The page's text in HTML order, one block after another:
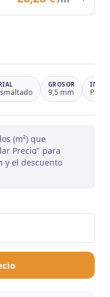
Ahorro 26,4%
GROSOR
9,5 mm
(m²) que
Precio" para
y el descuento